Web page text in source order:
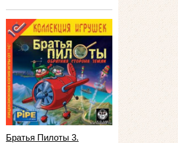
Братья Пилоты 3.